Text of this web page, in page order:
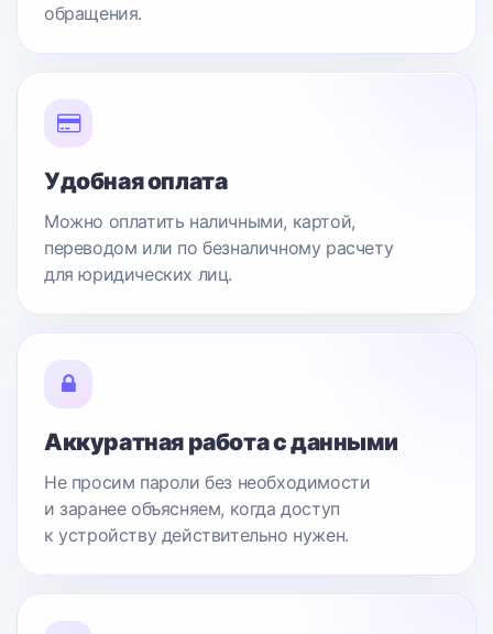
обращения.
Удобная оплата
Можно оплатить наличными, картой,
переводом или по безналичному расчету
для юридических лиц.
Аккуратная работа с данными
Не просим пароли без необходимости
и заранее объясняем, когда доступ
к устройству действительно нужен.